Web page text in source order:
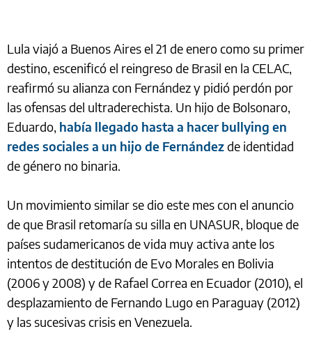
Lula viajó a Buenos Aires el 21 de enero como su primer
destino, escenificó el reingreso de Brasil en la CELAC,
reafirmó su alianza con Fernández y pidió perdón por
las ofensas del ultraderechista. Un hijo de Bolsonaro,
Eduardo, había llegado hasta a hacer bullying en
redes sociales a un hijo de Fernándezde identidad
de género no binaria.
Un movimiento similar se dio este mes con el anuncio
de que Brasil retomaría su silla en UNASUR, bloque de
países sudamericanos de vida muy activa ante los
intentos de destitución de Evo Morales en Bolivia
(2006 y 2008) y de Rafael Correa en Ecuador (2010), el
desplazamiento de Fernando Lugo en Paraguay (2012)
y las sucesivas crisis en Venezuela.